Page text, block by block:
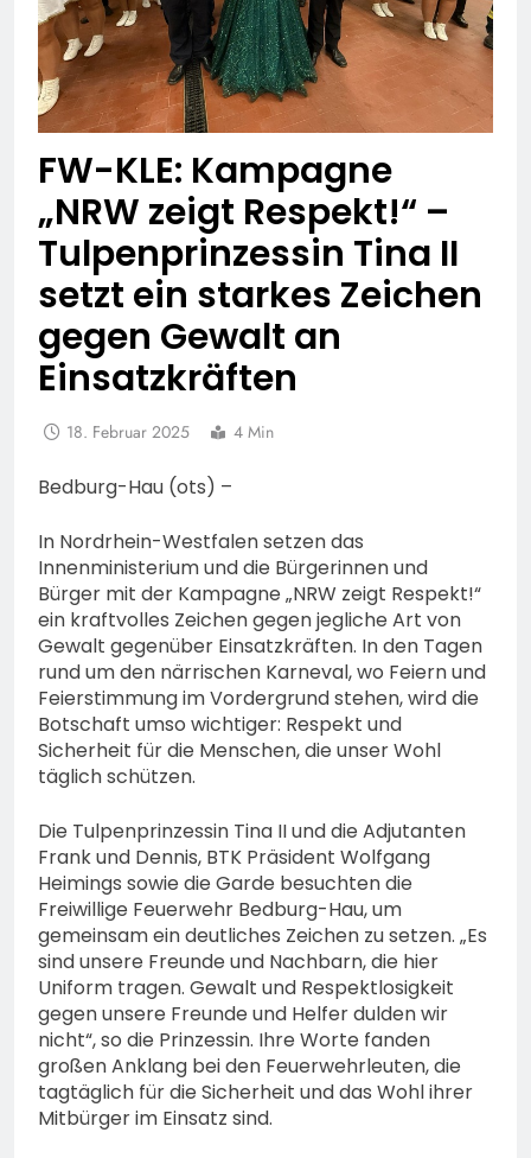
FW-KLE: Kampagne
„NRW zeigt Respekt!“ –
Tulpenprinzessin Tina II
setzt ein starkes Zeichen
gegen Gewalt an
Einsatzkräften
18. Februar 2025 4 Min
Bedburg-Hau (ots) –
In Nordrhein-Westfalen setzen das
Innenministerium und die Bürgerinnen und
Bürger mit der Kampagne „NRW zeigt Respekt!“
ein kraftvolles Zeichen gegen jegliche Art von
Gewalt gegenüber Einsatzkräften. In den Tagen
rund um den närrischen Karneval, wo Feiern und
Feierstimmung im Vordergrund stehen, wird die
Botschaft umso wichtiger: Respekt und
Sicherheit für die Menschen, die unser Wohl
täglich schützen.
Die Tulpenprinzessin Tina II und die Adjutanten
Frank und Dennis, BTK Präsident Wolfgang
Heimings sowie die Garde besuchten die
Freiwillige Feuerwehr Bedburg-Hau, um
gemeinsam ein deutliches Zeichen zu setzen. „Es
sind unsere Freunde und Nachbarn, die hier
Uniform tragen. Gewalt und Respektlosigkeit
gegen unsere Freunde und Helfer dulden wir
nicht“, so die Prinzessin. Ihre Worte fanden
großen Anklang bei den Feuerwehrleuten, die
tagtäglich für die Sicherheit und das Wohl ihrer
Mitbürger im Einsatz sind.